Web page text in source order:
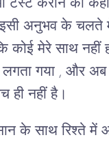
कराने को
अनुभव के चलते
मेरे साथ नहीं
लगता गया , और
ही नहीं है।
के साथ रिश्ते में